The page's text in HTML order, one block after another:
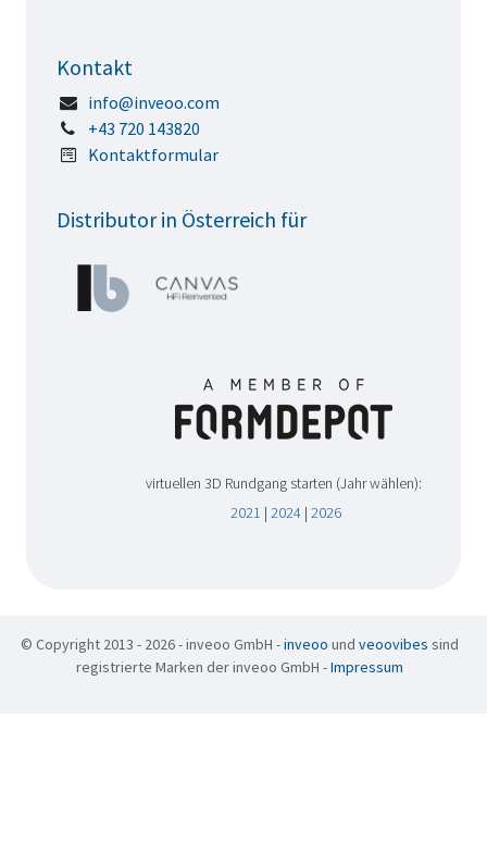
Distributor in Österreich für
virtuellen 3D Rundgang starten (Jahr wählen):
2021 | 2024| 2026
Kontakt
info@inveoo.com
+43 720 143820
Kontaktformular
© Copyright 2013 - 2026 - inveoo GmbH -inveoo und veoovibes sind
registrierte Marken der inveoo GmbH -Impressum